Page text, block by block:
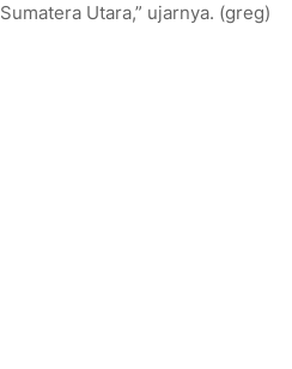
Sumatera Utara,” ujarnya. (greg)